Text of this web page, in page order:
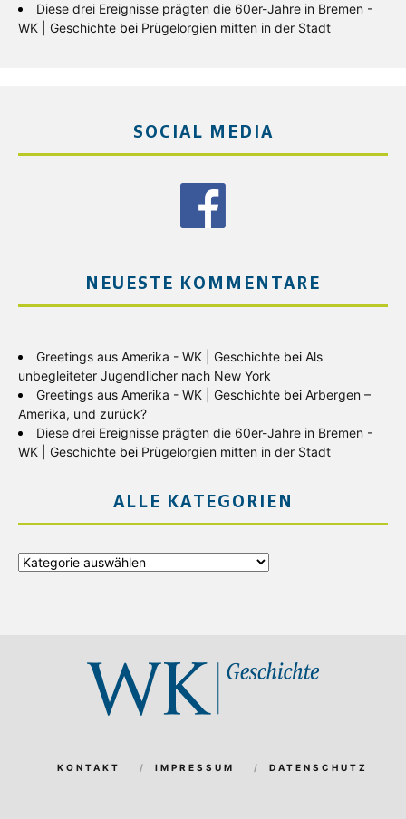
Diese drei Ereignisse prägten die 60er-Jahre in Bremen -
WK | Geschichte bei Prügelorgien mitten in der Stadt
SOCIAL MEDIA
NEUESTE KOMMENTARE
Greetings aus Amerika - WK | Geschichte bei Als
unbegleiteter Jugendlicher nach New York
Greetings aus Amerika - WK | Geschichte bei Arbergen –
Amerika, und zurück?
Diese drei Ereignisse prägten die 60er-Jahre in Bremen -
WK | Geschichte bei Prügelorgien mitten in der Stadt
ALLE KATEGORIEN
Alle
KONTAKT IMPRESSUM DATENSCHUTZ